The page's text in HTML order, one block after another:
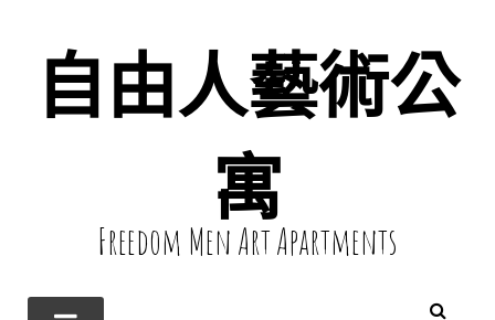
自由人藝術公
寓
Freedom Men Art Apartments